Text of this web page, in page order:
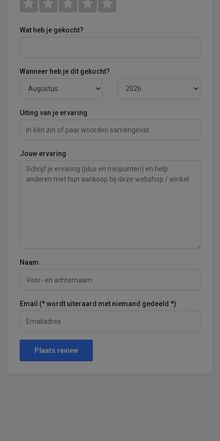
Wat heb je gekocht?
Wanneer heb je dit gekocht?
Uiting van je ervaring
Jouw ervaring
Naam
Email (* wordt uiteraard met niemand gedeeld *)
Plaats review